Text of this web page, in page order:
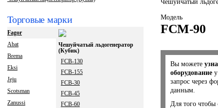
Торговые марки
Fagor
Abat
Brema
Eksi
Jeju
Scotsman
Zanussi
Чешуйчатый льдогенератор
(Кубик)
FCB-130
FCB-155
FCB-30
FCB-45
FCB-60
Чешуйчатый
Модель
FCM-90
Вы можете
оборудование
запрос через
данным.
Для того чтобы